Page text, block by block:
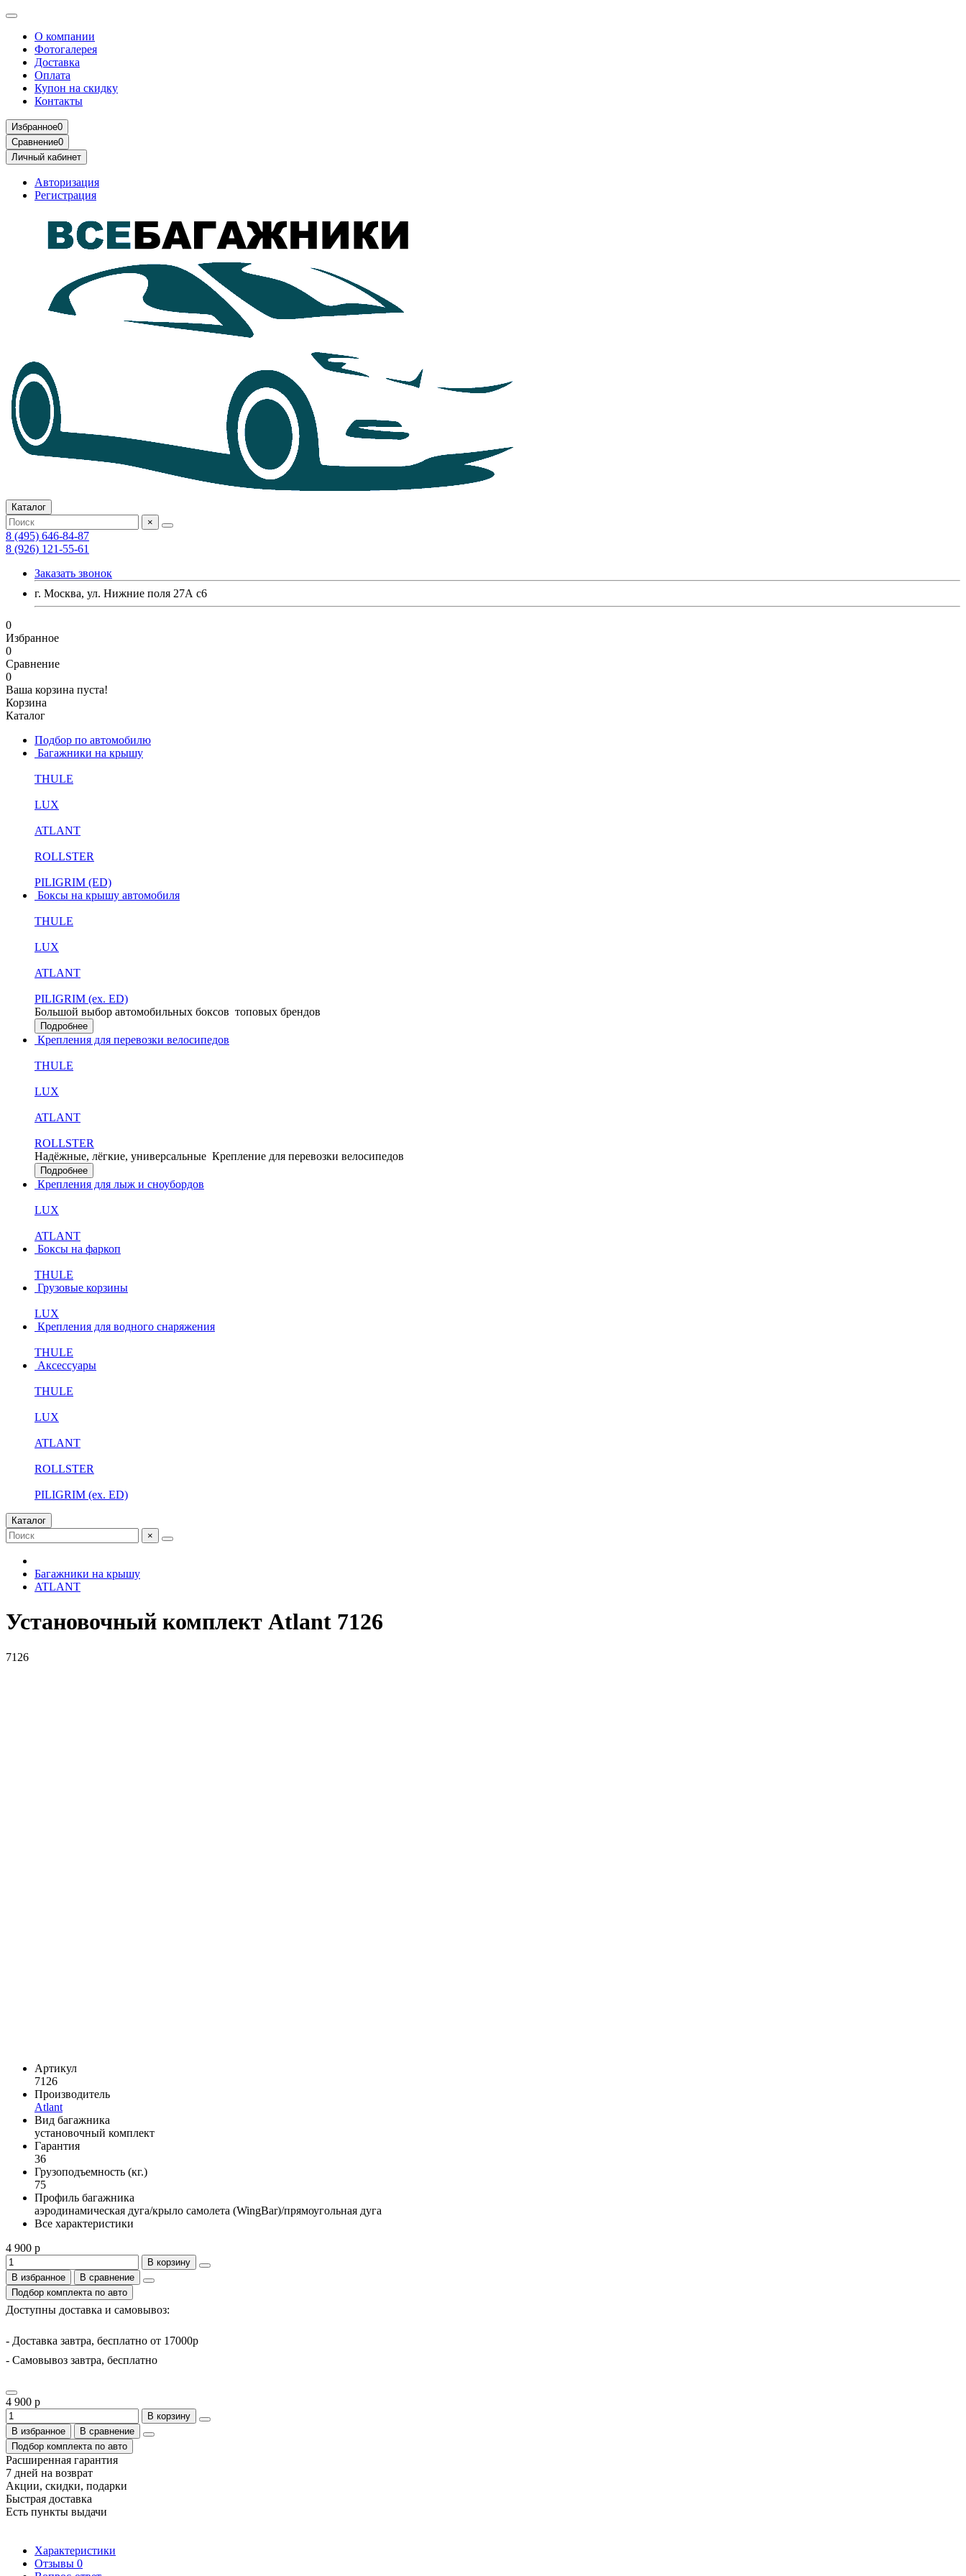
О компании
Фотогалерея
Доставка
Оплата
Купон на скидку
Контакты
Избранное0
Сравнение0
Личный кабинет
Авторизация
Регистрация
Каталог
×
8 (495) 646-84-87
8 (926) 121-55-61
Заказать звонок
г. Москва, ул. Нижние поля 27А с6
0
Избранное
0
Сравнение
0
Ваша корзина пуста!
Корзина
Каталог
Подбор по автомобилю
Багажники на крышу
THULE
LUX
ATLANT
ROLLSTER
PILIGRIM (ED)
Боксы на крышу автомобиля
THULE
LUX
ATLANT
PILIGRIM (ex. ED)
Большой выбор автомобильных боксов топовых брендов
Подробнее
Крепления для перевозки велосипедов
THULE
LUX
ATLANT
ROLLSTER
Надёжные, лёгкие, универсальные Крепление для перевозки велосипедов
Подробнее
Крепления для лыж и сноубордов
LUX
ATLANT
Боксы на фаркоп
THULE
Грузовые корзины
LUX
Крепления для водного снаряжения
THULE
Аксессуары
THULE
LUX
ATLANT
ROLLSTER
PILIGRIM (ex. ED)
Каталог
×
Багажники на крышу
ATLANT
Установочный комплект Atlant 7126
7126
Артикул
7126
Производитель
Atlant
Вид багажника
установочный комплект
Гарантия
36
Грузоподъемность (кг.)
75
Профиль багажника
аэродинамическая дуга/крыло самолета (WingBar)/прямоугольная дуга
Все характеристики
4 900 р
В корзину
В избранное
В сравнение
Подбор комплекта по авто
Доступны доставка и самовывоз:
- Доставка завтра, бесплатно от 17000р
- Самовывоз завтра, бесплатно
4 900 р
В корзину
В избранное
В сравнение
Подбор комплекта по авто
Расширенная гарантия
7 дней на возврат
Акции, скидки, подарки
Быстрая доставка
Есть пункты выдачи
Характеристики
Отзывы 0